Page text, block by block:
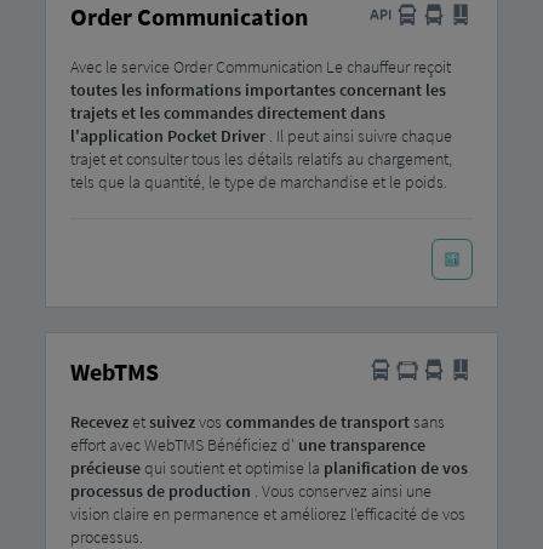
Order Communication
Avec le service Order Communication Le chauffeur reçoit
toutes les informations importantes concernant les
trajets et les commandes directement dans
l'application Pocket Driver. Il peut ainsi suivre chaque
trajet et consulter tous les détails relatifs au chargement,
tels que la quantité, le type de marchandise et le poids.
WebTMS
Recevezetsuivezvos commandes de transportsans
effort avec WebTMS Bénéficiez d' une transparence
précieusequi soutient et optimise la planification de vos
processus de production . Vous conservez ainsi une
vision claire en permanence et améliorez l'efficacité de vos
processus.